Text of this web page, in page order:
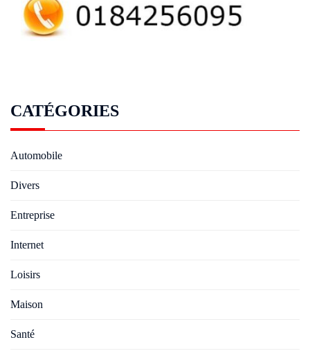
CATÉGORIES
Automobile
Divers
Entreprise
Internet
Loisirs
Maison
Santé